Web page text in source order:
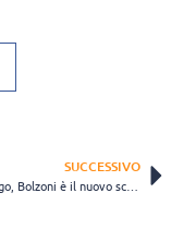
SUCCESSIVO
Offanengo, Bolzoni è il nuovo scoutman della Trasporti Bressan: “Volevo tornare a casa”